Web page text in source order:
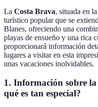
La Costa Brava, situada en
turístico popular que se
Blanes, ofreciendo una
playas de ensueño y una rica
proporcionará información
lugares a visitar en esta
unas vacaciones inolvidables.
1. Información sobre
qué es tan especial?